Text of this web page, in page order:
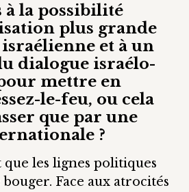
à la possibilité
plus grande
israélienne et à un
dialogue israélo-
mettre en
le-feu, ou cela
que par une
?
que les lignes politiques
Face aux atrocités